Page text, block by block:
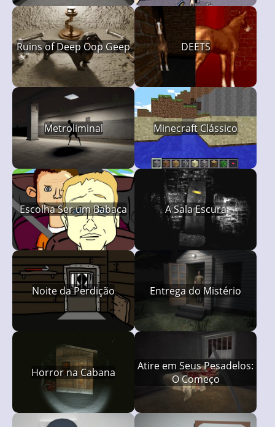
Ruins of Deep Oop Geep DEETS
Metroliminal Minecraft Clássico
Escolha Ser um Babaca A Sala Escura
Noite da Perdição Entrega do Mistério
Horror na Cabana
Atire em Seus Pesadelos:
O Começo